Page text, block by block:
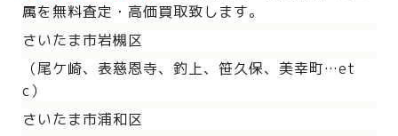
属を無料査定・高価買取致します。
さいたま市岩槻区
（尾ケ崎、表慈恩寺、釣上、笹久保、美幸町…et
c）
さいたま市浦和区